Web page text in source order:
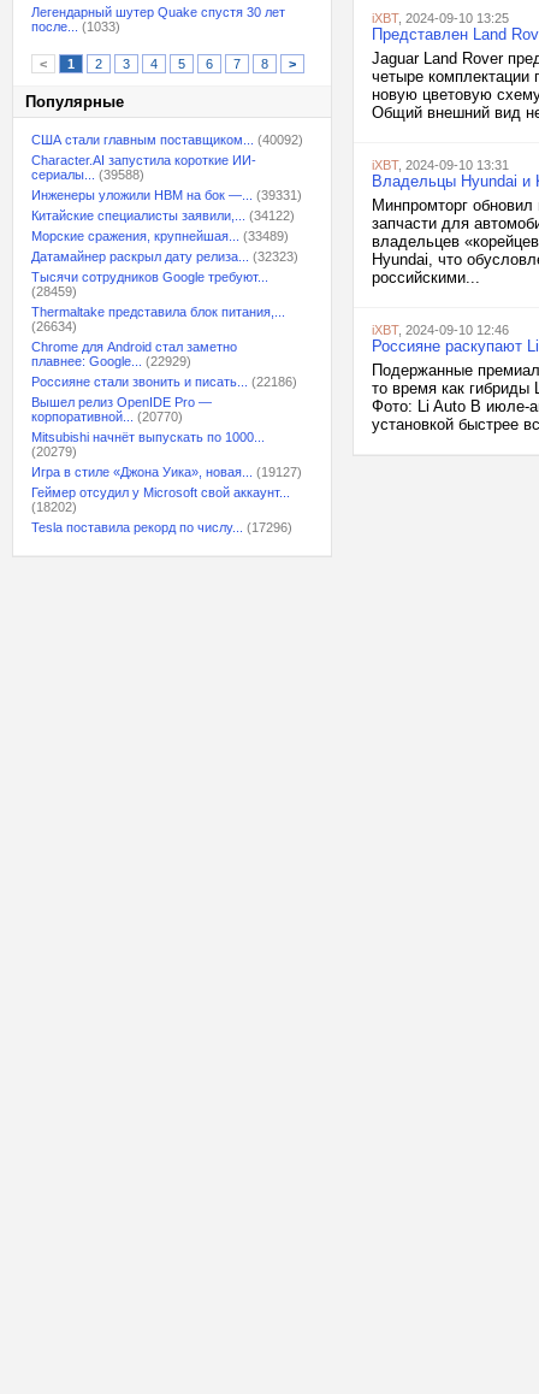
Легендарный шутер Quake спустя 30 лет
после...
(1033)
< 1 2 3 4 5 6 7 8 >
Популярные
США стали главным поставщиком...
(40092)
Character.AI запустила короткие ИИ-
сериалы...
(39588)
Инженеры уложили HBM на бок —...
(39331)
Китайские специалисты заявили,...
(34122)
Морские сражения, крупнейшая...
(33489)
Датамайнер раскрыл дату релиза...
(32323)
Тысячи сотрудников Google требуют...
(28459)
Thermaltake представила блок питания,...
(26634)
Chrome для Android стал заметно
плавнее: Google...
(22929)
Россияне стали звонить и писать...
(22186)
Вышел релиз OpenIDE Pro —
корпоративной...
(20770)
Mitsubishi начнёт выпускать по 1000...
(20279)
Игра в стиле «Джона Уика», новая...
(19127)
Геймер отсудил у Microsoft свой аккаунт...
(18202)
Tesla поставила рекорд по числу...
(17296)
iXBT, 2024-09-10 13:25
Представлен Land
Jaguar Land Rover
четыре комплектации
новую цветовую
Общий внешний вид
iXBT, 2024-09-10 13:31
Владельцы Hyundai и
Минпромторг
запчасти для
владельцев
Hyundai, что
российскими...
iXBT, 2024-09-10 12:46
Россияне раскупают
Подержанные
то время как
Фото: Li Auto В июле-
установкой быстрее